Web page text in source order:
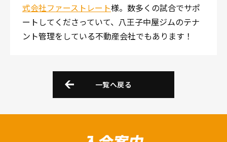
式会社ファーストレート様。数多くの試合でサポ
ートしてくださっていて、八王子中屋ジムのテナ
ント管理をしている不動産会社でもあります！
一覧へ戻る